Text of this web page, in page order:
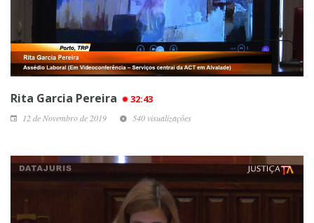
Rita Garcia Pereira 32:43
12 de Novembro de 2019 540 visualizações